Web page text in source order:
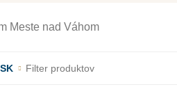
Meste nad Váhom
Filter produktov